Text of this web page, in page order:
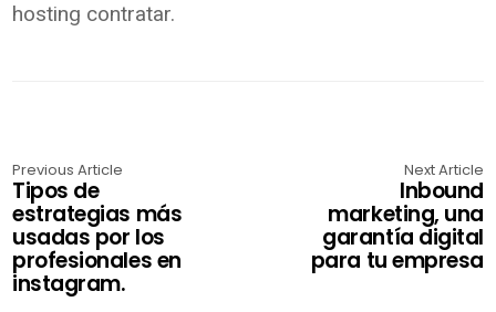
hosting contratar.
Previous Article
Tipos de
estrategias más
usadas por los
profesionales en
instagram.
Next Article
Inbound
marketing, una
garantía digital
para tu empresa